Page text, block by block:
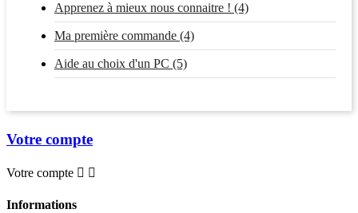
Apprenez à mieux nous connaitre ! (4)
Ma première commande (4)
Aide au choix d'un PC (5)
Votre compte
Votre compte  
Informations